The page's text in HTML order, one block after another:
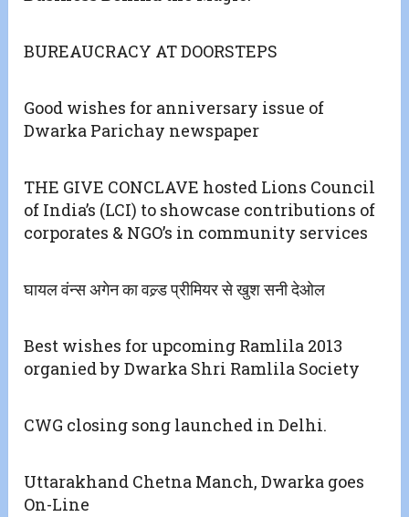
BUREAUCRACY AT DOORSTEPS
Good wishes for anniversary issue of
Dwarka Parichay newspaper
THE GIVE CONCLAVE hosted Lions Council
of India’s (LCI) to showcase contributions of
corporates & NGO’s in community services
घायल वंन्स अगेन का वल्र्ड प्रीमियर से खुश सनी देओल
Best wishes for upcoming Ramlila 2013
organied by Dwarka Shri Ramlila Society
CWG closing song launched in Delhi.
Uttarakhand Chetna Manch, Dwarka goes
On-Line